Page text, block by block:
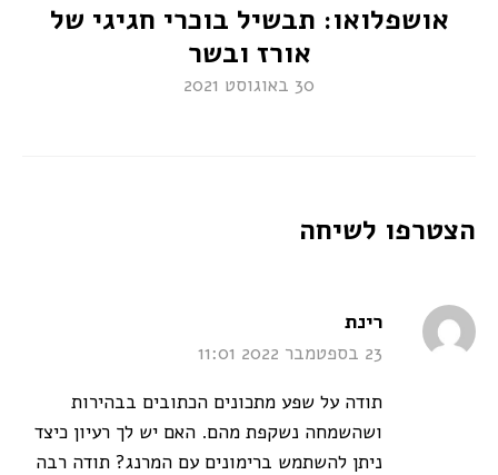
אושפלואו: תבשיל בוכרי חגיגי של
אורז ובשר
30 באוגוסט 2021
הצטרפו לשיחה
רינתsays:
23 בספטמבר 2022 11:01
תודה על שפע מתכונים הכתובים בבהירות
ושהשמחה נשקפת מהם. האם יש לך רעיון כיצד
ניתן להשתמש ברימונים עם המרנג? תודה רבה